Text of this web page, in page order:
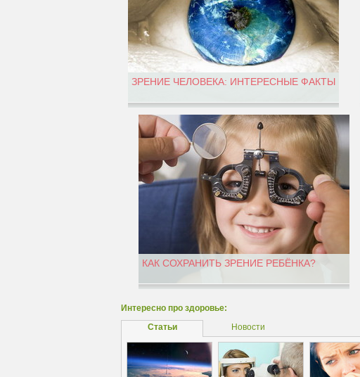
ЗРЕНИЕ ЧЕЛОВЕКА: ИНТЕРЕСНЫЕ ФАКТЫ
КАК СОХРАНИТЬ ЗРЕНИЕ РЕБЁНКА?
Интересно про здоровье:
Статьи
Новости